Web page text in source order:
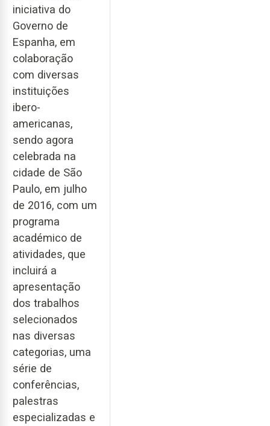
iniciativa do
Governo de
Espanha, em
colaboração
com diversas
instituições
ibero-
americanas,
sendo agora
celebrada na
cidade de São
Paulo, em julho
de 2016, com um
programa
académico de
atividades, que
incluirá a
apresentação
dos trabalhos
selecionados
nas diversas
categorias, uma
série de
conferências,
palestras
especializadas e